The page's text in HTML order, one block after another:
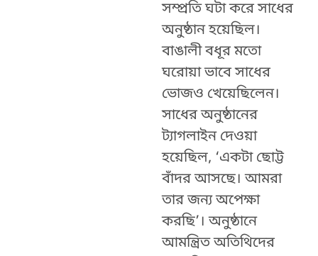
সম্প্রতি ঘটা করে সাধের
অনুষ্ঠান হয়েছিল।
বাঙালী বধূর মতো
ঘরোয়া ভাবে সাধের
ভোজও খেয়েছিলেন।
সাধের অনুষ্ঠানের
ট্যাগলাইন দেওয়া
হয়েছিল, ‘একটা ছোট্ট
বাঁদর আসছে। আমরা
তার জন্য অপেক্ষা
করছি’। অনুষ্ঠানে
আমন্ত্রিত অতিথিদের